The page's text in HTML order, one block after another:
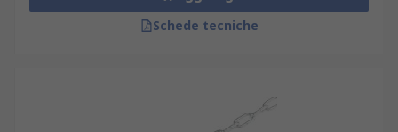
Schede tecniche